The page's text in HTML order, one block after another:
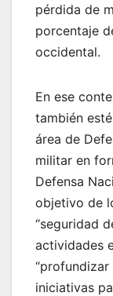
pérdida de
porcentaje
occidental.
En ese
también
área de
militar en
Defensa
objetivo de
“seguridad
actividades
iniciativas